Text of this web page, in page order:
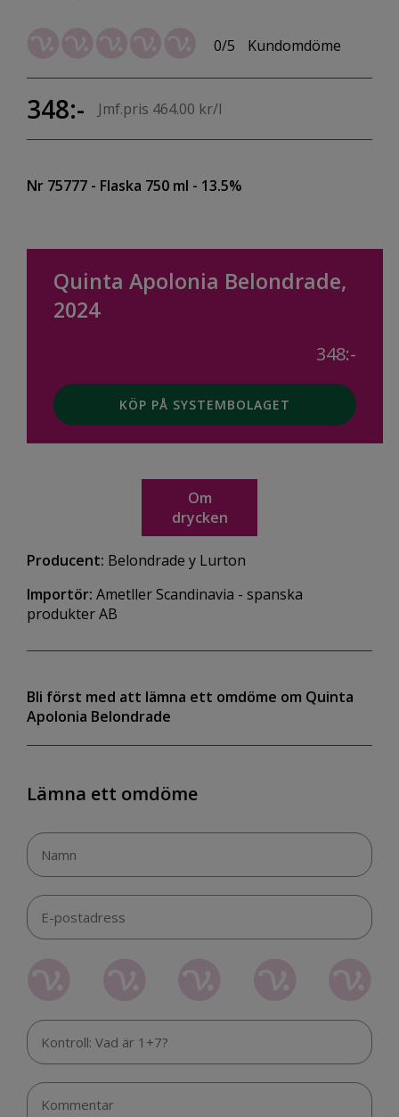
0/5 Kundomdöme
348:- Jmf.pris 464.00 kr/l
Nr 75777 - Flaska 750 ml - 13.5%
Quinta Apolonia Belondrade,
2024
348:-
KÖP PÅ SYSTEMBOLAGET
Om
drycken
Producent: Belondrade y Lurton
Importör: Ametller Scandinavia - spanska
produkter AB
Bli först med att lämna ett omdöme om Quinta
Apolonia Belondrade
Lämna ett omdöme